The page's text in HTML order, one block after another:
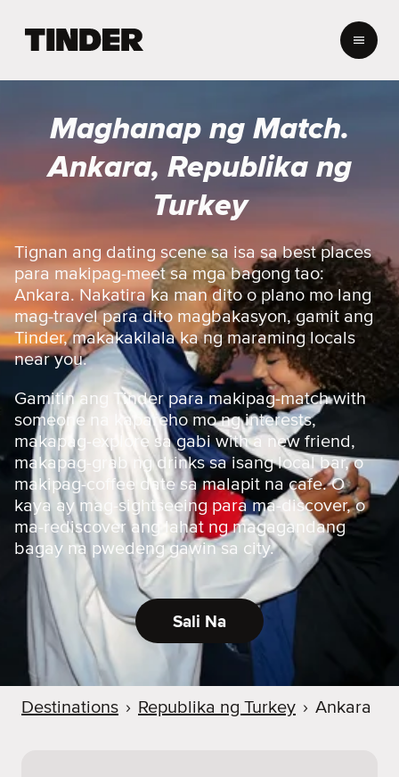
r
o
Maghanap ng Match.
Ankara, Republika ng
Turkey
Tignan ang dating scene sa isa sa best places
para makipag-meet sa mga bagong tao:
Ankara. Nakatira ka man dito o plano mo lang
mag-travel para dito magbakasyon, gamit ang
Tinder, makakakilala ka ng maraming locals
near you.
Gamitin ang Tinder para makipag-match with
someone na kapareho mo ng interests,
makapag-explore sa gabi with a new friend,
makapag-grab ng drinks sa isang local bar, o
makipag-coffee date sa malapit na cafe. O
kaya ay mag-sightseeing para ma-discover, o
ma-rediscover ang lahat ng magagandang
bagay na pwedeng gawin sa city.
Sali Na
Destinations › Republika ng Turkey › Ankara